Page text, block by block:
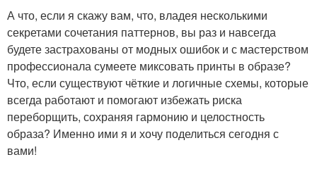
А что, если я скажу вам, что, владея несколькими
секретами сочетания паттернов, вы раз и навсегда
будете застрахованы от модных ошибок и с мастерством
профессионала сумеете миксовать принты в образе?
Что, если существуют чёткие и логичные схемы, которые
всегда работают и помогают избежать риска
переборщить, сохраняя гармонию и целостность
образа? Именно ими я и хочу поделиться сегодня с
вами!